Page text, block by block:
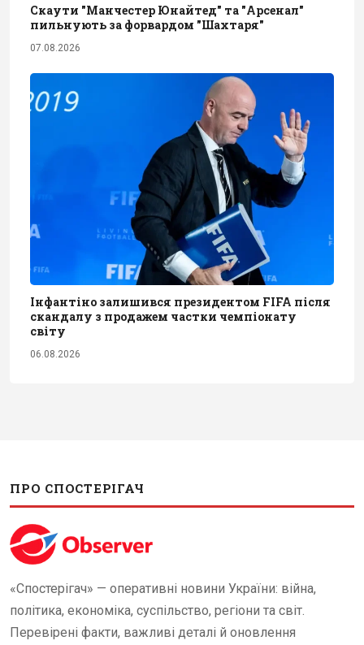
Скаути "Манчестер Юнайтед" та "Арсенал"
пильнують за форвардом "Шахтаря"
07.08.2026
Інфантіно залишився президентом FIFA після
скандалу з продажем частки чемпіонату
світу
06.08.2026
ПРО СПОСТЕРІГАЧ
«Спостерігач» — оперативні новини України: війна,
політика, економіка, суспільство, регіони та світ.
Перевірені факти, важливі деталі й оновлення